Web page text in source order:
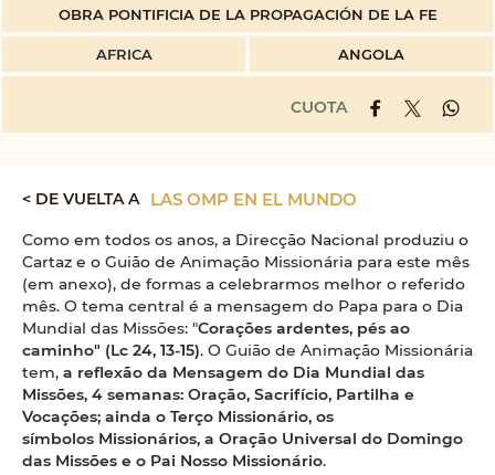
OBRA PONTIFICIA DE LA PROPAGACIÓN DE LA FE
AFRICA ANGOLA
CUOTA
< DE VUELTA A LAS OMP EN EL MUNDO
Como em todos os anos, a Direcção Nacional produziu o
Cartaz e o Guião de Animação Missionária para este mês
(em anexo), de formas a celebrarmos melhor o referido
mês. O tema central é a mensagem do Papa para o Dia
Mundial das Missões: "Corações ardentes, pés ao
caminho" (Lc 24, 13-15). O Guião de Animação Missionária
tem, a reflexão da Mensagem do Dia Mundial das
Missões, 4 semanas: Oração, Sacrifício, Partilha e
Vocações; ainda o Terço Missionário, os
símbolos Missionários, a Oração Universal do Domingo
das Missões e o Pai Nosso Missionário.